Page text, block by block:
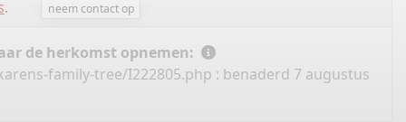
. neem contact op
de herkomst opnemen:
family-tree/I222805.php : benaderd 7 augustus